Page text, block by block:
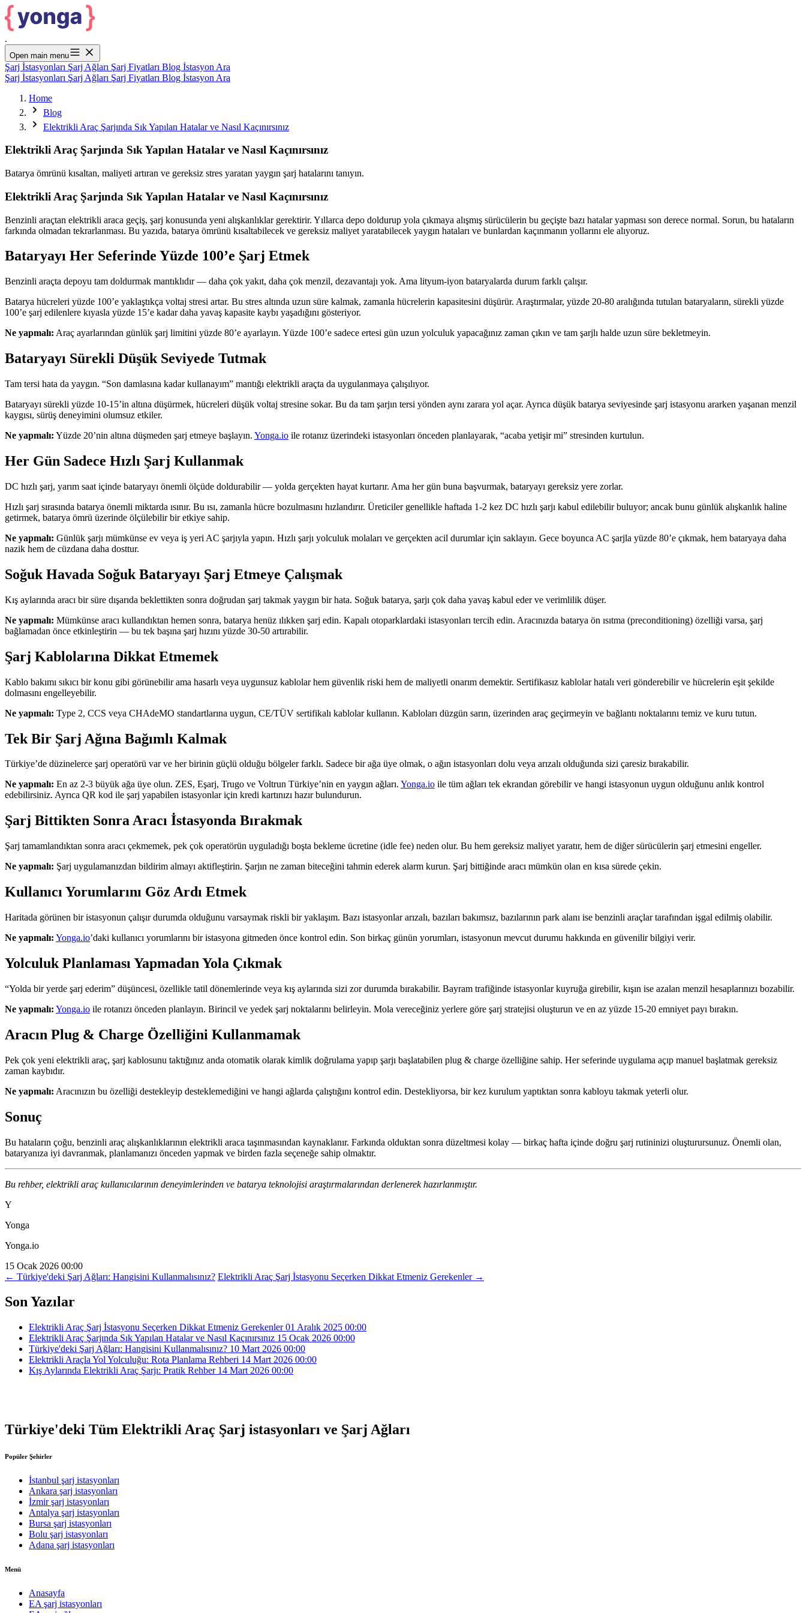
.
Open main menu
Şarj İstasyonları Şarj Ağları Şarj Fiyatları Blog İstasyon Ara
Şarj İstasyonları Şarj Ağları Şarj Fiyatları Blog İstasyon Ara
Home
Blog
Elektrikli Araç Şarjında Sık Yapılan Hatalar ve Nasıl Kaçınırsınız
Elektrikli Araç Şarjında Sık Yapılan Hatalar ve Nasıl Kaçınırsınız
Batarya ömrünü kısaltan, maliyeti artıran ve gereksiz stres yaratan yaygın şarj hatalarını tanıyın.
Elektrikli Araç Şarjında Sık Yapılan Hatalar ve Nasıl Kaçınırsınız
Benzinli araçtan elektrikli araca geçiş, şarj konusunda yeni alışkanlıklar gerektirir. Yıllarca depo doldurup yola çıkmaya alışmış sürücülerin bu geçişte bazı hatalar yapması son derece normal. Sorun, bu hataların
farkında olmadan tekrarlanması. Bu yazıda, batarya ömrünü kısaltabilecek ve gereksiz maliyet yaratabilecek yaygın hataları ve bunlardan kaçınmanın yollarını ele alıyoruz.
Bataryayı Her Seferinde Yüzde 100’e Şarj Etmek
Benzinli araçta depoyu tam doldurmak mantıklıdır — daha çok yakıt, daha çok menzil, dezavantajı yok. Ama lityum-iyon bataryalarda durum farklı çalışır.
Batarya hücreleri yüzde 100’e yaklaştıkça voltaj stresi artar. Bu stres altında uzun süre kalmak, zamanla hücrelerin kapasitesini düşürür. Araştırmalar, yüzde 20-80 aralığında tutulan bataryaların, sürekli yüzde
100’e şarj edilenlere kıyasla yüzde 15’e kadar daha yavaş kapasite kaybı yaşadığını gösteriyor.
Ne yapmalı: Araç ayarlarından günlük şarj limitini yüzde 80’e ayarlayın. Yüzde 100’e sadece ertesi gün uzun yolculuk yapacağınız zaman çıkın ve tam şarjlı halde uzun süre bekletmeyin.
Bataryayı Sürekli Düşük Seviyede Tutmak
Tam tersi hata da yaygın. “Son damlasına kadar kullanayım” mantığı elektrikli araçta da uygulanmaya çalışılıyor.
Bataryayı sürekli yüzde 10-15’in altına düşürmek, hücreleri düşük voltaj stresine sokar. Bu da tam şarjın tersi yönden aynı zarara yol açar. Ayrıca düşük batarya seviyesinde şarj istasyonu ararken yaşanan menzil
kaygısı, sürüş deneyimini olumsuz etkiler.
Ne yapmalı: Yüzde 20’nin altına düşmeden şarj etmeye başlayın. Yonga.io ile rotanız üzerindeki istasyonları önceden planlayarak, “acaba yetişir mi” stresinden kurtulun.
Her Gün Sadece Hızlı Şarj Kullanmak
DC hızlı şarj, yarım saat içinde bataryayı önemli ölçüde doldurabilir — yolda gerçekten hayat kurtarır. Ama her gün buna başvurmak, bataryayı gereksiz yere zorlar.
Hızlı şarj sırasında batarya önemli miktarda ısınır. Bu ısı, zamanla hücre bozulmasını hızlandırır. Üreticiler genellikle haftada 1-2 kez DC hızlı şarjı kabul edilebilir buluyor; ancak bunu günlük alışkanlık haline
getirmek, batarya ömrü üzerinde ölçülebilir bir etkiye sahip.
Ne yapmalı: Günlük şarjı mümkünse ev veya iş yeri AC şarjıyla yapın. Hızlı şarjı yolculuk molaları ve gerçekten acil durumlar için saklayın. Gece boyunca AC şarjla yüzde 80’e çıkmak, hem bataryaya daha
nazik hem de cüzdana daha dosttur.
Soğuk Havada Soğuk Bataryayı Şarj Etmeye Çalışmak
Kış aylarında aracı bir süre dışarıda beklettikten sonra doğrudan şarj takmak yaygın bir hata. Soğuk batarya, şarjı çok daha yavaş kabul eder ve verimlilik düşer.
Ne yapmalı: Mümkünse aracı kullandıktan hemen sonra, batarya henüz ılıkken şarj edin. Kapalı otoparklardaki istasyonları tercih edin. Aracınızda batarya ön ısıtma (preconditioning) özelliği varsa, şarj
bağlamadan önce etkinleştirin — bu tek başına şarj hızını yüzde 30-50 artırabilir.
Şarj Kablolarına Dikkat Etmemek
Kablo bakımı sıkıcı bir konu gibi görünebilir ama hasarlı veya uygunsuz kablolar hem güvenlik riski hem de maliyetli onarım demektir. Sertifikasız kablolar hatalı veri gönderebilir ve hücrelerin eşit şekilde
dolmasını engelleyebilir.
Ne yapmalı: Type 2, CCS veya CHAdeMO standartlarına uygun, CE/TÜV sertifikalı kablolar kullanın. Kabloları düzgün sarın, üzerinden araç geçirmeyin ve bağlantı noktalarını temiz ve kuru tutun.
Tek Bir Şarj Ağına Bağımlı Kalmak
Türkiye’de düzinelerce şarj operatörü var ve her birinin güçlü olduğu bölgeler farklı. Sadece bir ağa üye olmak, o ağın istasyonları dolu veya arızalı olduğunda sizi çaresiz bırakabilir.
Ne yapmalı: En az 2-3 büyük ağa üye olun. ZES, Eşarj, Trugo ve Voltrun Türkiye’nin en yaygın ağları. Yonga.io ile tüm ağları tek ekrandan görebilir ve hangi istasyonun uygun olduğunu anlık kontrol
edebilirsiniz. Ayrıca QR kod ile şarj yapabilen istasyonlar için kredi kartınızı hazır bulundurun.
Şarj Bittikten Sonra Aracı İstasyonda Bırakmak
Şarj tamamlandıktan sonra aracı çekmemek, pek çok operatörün uyguladığı boşta bekleme ücretine (idle fee) neden olur. Bu hem gereksiz maliyet yaratır, hem de diğer sürücülerin şarj etmesini engeller.
Ne yapmalı: Şarj uygulamanızdan bildirim almayı aktifleştirin. Şarjın ne zaman biteceğini tahmin ederek alarm kurun. Şarj bittiğinde aracı mümkün olan en kısa sürede çekin.
Kullanıcı Yorumlarını Göz Ardı Etmek
Haritada görünen bir istasyonun çalışır durumda olduğunu varsaymak riskli bir yaklaşım. Bazı istasyonlar arızalı, bazıları bakımsız, bazılarının park alanı ise benzinli araçlar tarafından işgal edilmiş olabilir.
Ne yapmalı: Yonga.io’daki kullanıcı yorumlarını bir istasyona gitmeden önce kontrol edin. Son birkaç günün yorumları, istasyonun mevcut durumu hakkında en güvenilir bilgiyi verir.
Yolculuk Planlaması Yapmadan Yola Çıkmak
“Yolda bir yerde şarj ederim” düşüncesi, özellikle tatil dönemlerinde veya kış aylarında sizi zor durumda bırakabilir. Bayram trafiğinde istasyonlar kuyruğa girebilir, kışın ise azalan menzil hesaplarınızı bozabilir.
Ne yapmalı: Yonga.io ile rotanızı önceden planlayın. Birincil ve yedek şarj noktalarını belirleyin. Mola vereceğiniz yerlere göre şarj stratejisi oluşturun ve en az yüzde 15-20 emniyet payı bırakın.
Aracın Plug & Charge Özelliğini Kullanmamak
Pek çok yeni elektrikli araç, şarj kablosunu taktığınız anda otomatik olarak kimlik doğrulama yapıp şarjı başlatabilen plug & charge özelliğine sahip. Her seferinde uygulama açıp manuel başlatmak gereksiz
zaman kaybıdır.
Ne yapmalı: Aracınızın bu özelliği destekleyip desteklemediğini ve hangi ağlarda çalıştığını kontrol edin. Destekliyorsa, bir kez kurulum yaptıktan sonra kabloyu takmak yeterli olur.
Sonuç
Bu hataların çoğu, benzinli araç alışkanlıklarının elektrikli araca taşınmasından kaynaklanır. Farkında olduktan sonra düzeltmesi kolay — birkaç hafta içinde doğru şarj rutininizi oluşturursunuz. Önemli olan,
bataryanıza iyi davranmak, planlamanızı önceden yapmak ve birden fazla seçeneğe sahip olmaktır.
Bu rehber, elektrikli araç kullanıcılarının deneyimlerinden ve batarya teknolojisi araştırmalarından derlenerek hazırlanmıştır.
Y
Yonga
Yonga.io
15 Ocak 2026 00:00
← Türkiye'deki Şarj Ağları: Hangisini Kullanmalısınız? Elektrikli Araç Şarj İstasyonu Seçerken Dikkat Etmeniz Gerekenler →
Son Yazılar
Elektrikli Araç Şarj İstasyonu Seçerken Dikkat Etmeniz Gerekenler 01 Aralık 2025 00:00
Elektrikli Araç Şarjında Sık Yapılan Hatalar ve Nasıl Kaçınırsınız 15 Ocak 2026 00:00
Türkiye'deki Şarj Ağları: Hangisini Kullanmalısınız? 10 Mart 2026 00:00
Elektrikli Araçla Yol Yolculuğu: Rota Planlama Rehberi 14 Mart 2026 00:00
Kış Aylarında Elektrikli Araç Şarjı: Pratik Rehber 14 Mart 2026 00:00
Türkiye'deki Tüm Elektrikli Araç Şarj istasyonları ve Şarj Ağları
Popüler Şehirler
İstanbul şarj istasyonları
Ankara şarj istasyonları
İzmir şarj istasyonları
Antalya şarj istasyonları
Bursa şarj istasyonları
Bolu şarj istasyonları
Adana şarj istasyonları
Menü
Anasayfa
EA şarj istasyonları